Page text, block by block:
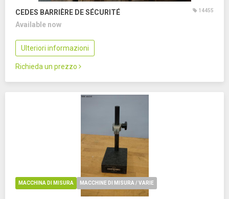
CEDES BARRIÈRE DE SÉCURITÉ 14455
Available now
Ulteriori informazioni
Richieda un prezzo
MACCHINA DI MISURA MACCHINE DI MISURA / VARIE